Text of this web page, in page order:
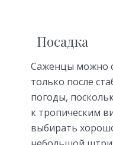
Посадка
Саженцы можно
только после
погоды,
к тропическим
выбирать